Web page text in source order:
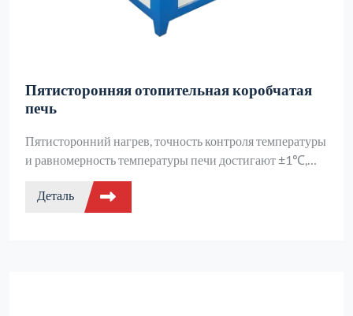
Пятисторонняя отопительная коробчатая
печь
Пятисторонний нагрев, точность контроля температуры
и равномерность температуры печи достигают ±1℃,
дополнительные нагревательные элементы,
двухслойный корпус печи с воздушным охлаждением +
вращающаяся на 360° дверца печи, подходит для
Деталь